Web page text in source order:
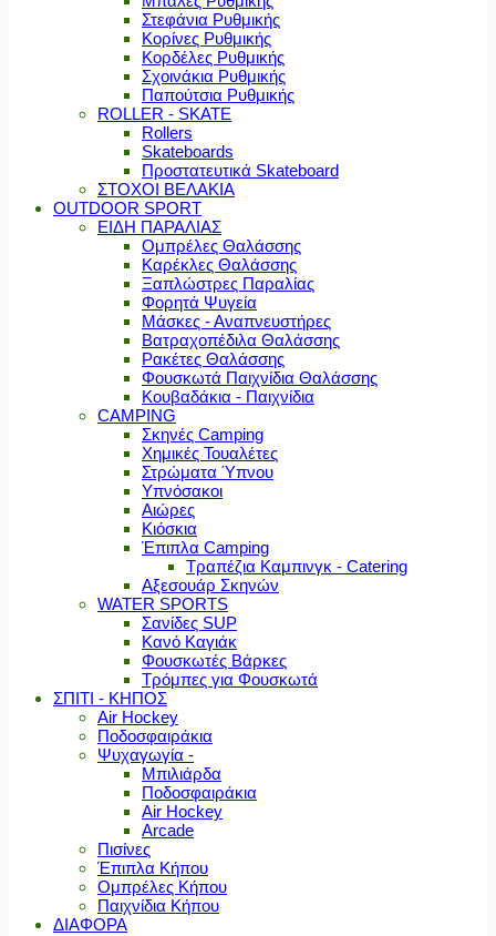
Στεφάνια Ρυθμικής
Κορίνες Ρυθμικής
Κορδέλες Ρυθμικής
Σχοινάκια Ρυθμικής
Παπούτσια Ρυθμικής
ROLLER - SKATE
Rollers
Skateboards
Προστατευτικά Skateboard
ΣΤΟΧΟΙ ΒΕΛΑΚΙΑ
OUTDOOR SPORT
ΕΙΔΗ ΠΑΡΑΛΙΑΣ
Ομπρέλες Θαλάσσης
Καρέκλες Θαλάσσης
Ξαπλώστρες Παραλίας
Φορητά Ψυγεία
Μάσκες - Αναπνευστήρες
Βατραχοπέδιλα Θαλάσσης
Ρακέτες Θαλάσσης
Φουσκωτά Παιχνίδια Θαλάσσης
Κουβαδάκια - Παιχνίδια
CAMPING
Σκηνές Camping
Χημικές Τουαλέτες
Στρώματα Ύπνου
Υπνόσακοι
Αιώρες
Κιόσκια
Έπιπλα Camping
Τραπέζια Καμπινγκ - Catering
Αξεσουάρ Σκηνών
WATER SPORTS
Σανίδες SUP
Κανό Καγιάκ
Φουσκωτές Βάρκες
Τρόμπες για Φουσκωτά
ΣΠΙΤΙ - ΚΗΠΟΣ
Air Hockey
Ποδοσφαιράκια
Ψυχαγωγία -
Μπιλιάρδα
Ποδοσφαιράκια
Air Hockey
Arcade
Πισίνες
Έπιπλα Κήπου
Ομπρέλες Κήπου
Παιχνίδια Κήπου
ΔΙΑΦΟΡΑ